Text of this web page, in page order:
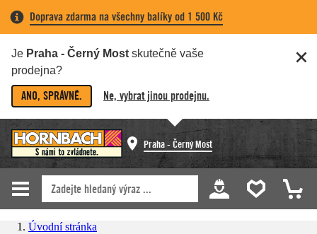
Doprava zdarma na všechny balíky od 1 500 Kč
Je Praha - Černý Most skutečně vaše
prodejna?
ANO, SPRÁVNĚ. Ne, vybrat jinou prodejnu.
Praha - Černý Most
Úvodní stránka